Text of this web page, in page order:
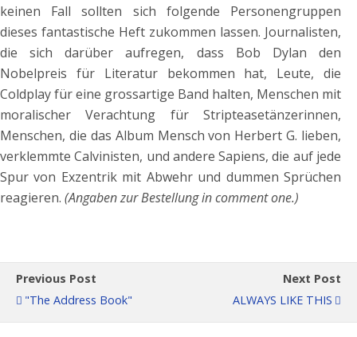
keinen Fall sollten sich folgende Personengruppen
dieses fantastische Heft zukommen lassen. Journalisten,
die sich darüber aufregen, dass Bob Dylan den
Nobelpreis für Literatur bekommen hat, Leute, die
Coldplay für eine grossartige Band halten, Menschen mit
moralischer Verachtung für Stripteasetänzerinnen,
Menschen, die das Album Mensch von Herbert G. lieben,
verklemmte Calvinisten, und andere Sapiens, die auf jede
Spur von Exzentrik mit Abwehr und dummen Sprüchen
reagieren. (Angaben zur Bestellung in comment one.)
Previous Post
"The Address Book"
Next Post
ALWAYS LIKE THIS